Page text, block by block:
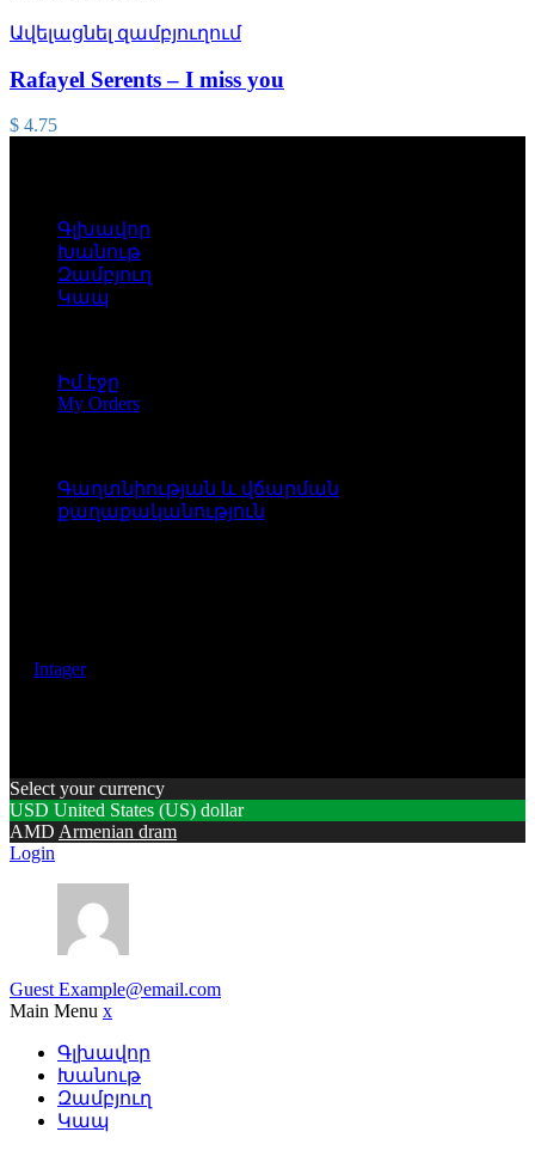
Ավելացնել զամբյուղում
Rafayel Serents – I miss you
$ 4.75
Գլխավոր
Խանութ
Զամբյուղ
Կապ
Իմ էջը
My Orders
Գաղտնիության և վճարման
քաղաքականություն
Intager
Select your currency
USD United States (US) dollar
AMD Armenian dram
Login
Guest Example@email.com
Main Menu x
Գլխավոր
Խանութ
Զամբյուղ
Կապ